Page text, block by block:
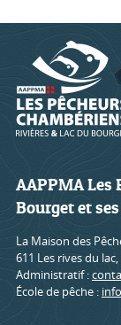
AAPPMA Les
Bourget et
La Maison des
611 Les rives du lac,
Administratif :
École de pêche :